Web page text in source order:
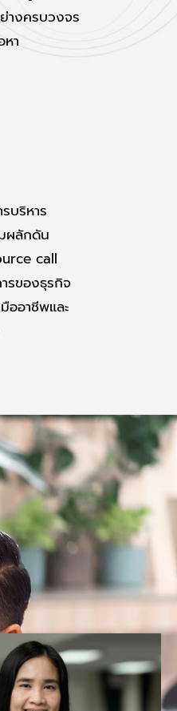
างครบวงจร
า
บริหาร
ผลักดัน
call
รของธุรกิจ
ออาชีพและ